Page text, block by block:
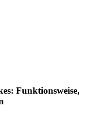
Funktionsweise,